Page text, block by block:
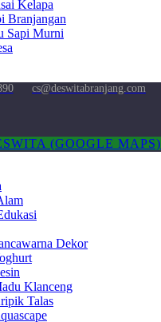
Kelapa
Branjangan
Sapi Murni
cs@deswitabranjang.com
(GOOGLE MAPS)
Dekor
Klanceng
Talas